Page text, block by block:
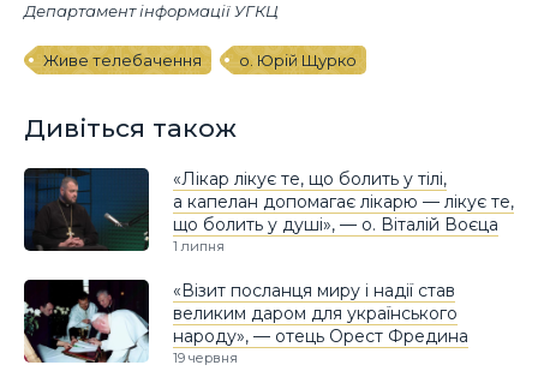
Департамент інформації УГКЦ
Живе телебачення о. Юрій Щурко
Дивіться також
«Лікар лікує те, що болить у тілі,
а капелан допомагає лікарю — лікує те,
що болить у душі», — о. Віталій Воєца
1 липня
«Візит посланця миру і надії став
великим даром для українського
народу», — отець Орест Фредина
19 червня